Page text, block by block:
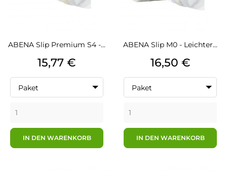
ABENA Slip Premium S4 -...
Preis
15,77 €
Paket
IN DEN WARENKORB
ABENA Slip M0 - Leichter...
Preis
16,50 €
Paket
IN DEN WARENKORB